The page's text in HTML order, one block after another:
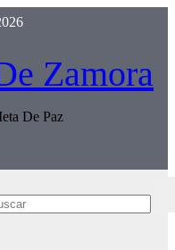
Zamora
De Paz